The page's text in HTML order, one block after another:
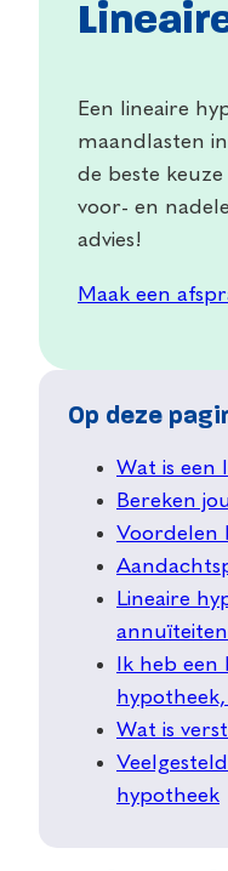
Een lineaire
maandlasten
de beste
voor- en
advies!
Maak een
Op deze
Wat is een
Bereken
Voordelen
Lineaire
Ik heb
Wat is
hypotheek